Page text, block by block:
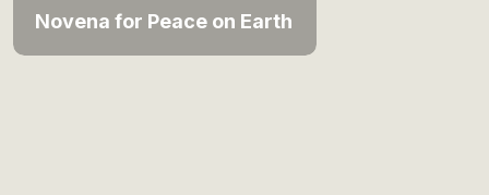
Novena for Peace on Earth